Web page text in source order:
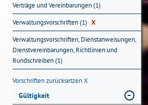
Verträge und Vereinbarungen (1)
Verwaltungsvorschriften (1) X
Verwaltungsvorschriften, Dienstanweisungen,
Dienstvereinbarungen, Richtlinien und
Rundschreiben (1)
Vorschriften zurücksetzenX
Gültigkeit